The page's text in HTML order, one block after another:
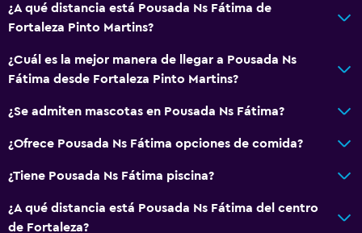
¿A qué distancia está Pousada Ns Fátima de
Fortaleza Pinto Martins?
¿Cuál es la mejor manera de llegar a Pousada Ns
Fátima desde Fortaleza Pinto Martins?
¿Se admiten mascotas en Pousada Ns Fátima?
¿Ofrece Pousada Ns Fátima opciones de comida?
¿Tiene Pousada Ns Fátima piscina?
¿A qué distancia está Pousada Ns Fátima del centro
de Fortaleza?